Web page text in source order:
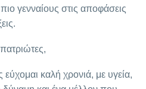
γενναίους στις αποφάσεις
καλή χρονιά, με υγεία,